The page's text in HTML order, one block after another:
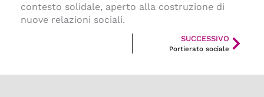
contesto solidale, aperto alla costruzione di
nuove relazioni sociali.
SUCCESSIVO
Portierato sociale